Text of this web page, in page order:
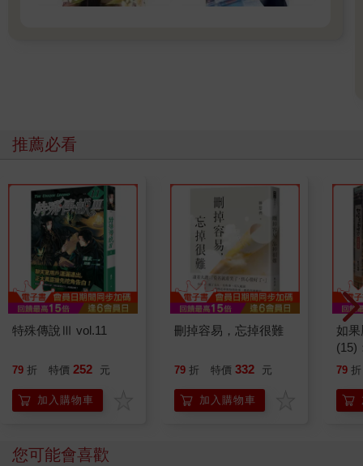
推薦必看
特殊傳說Ⅲ vol.11
79 折 特價 252 元
加入購物車
刪掉容易，忘掉很難
79 折 特價 332 元
加入購物車
如
(15)
貓
79 折
您可能會喜歡